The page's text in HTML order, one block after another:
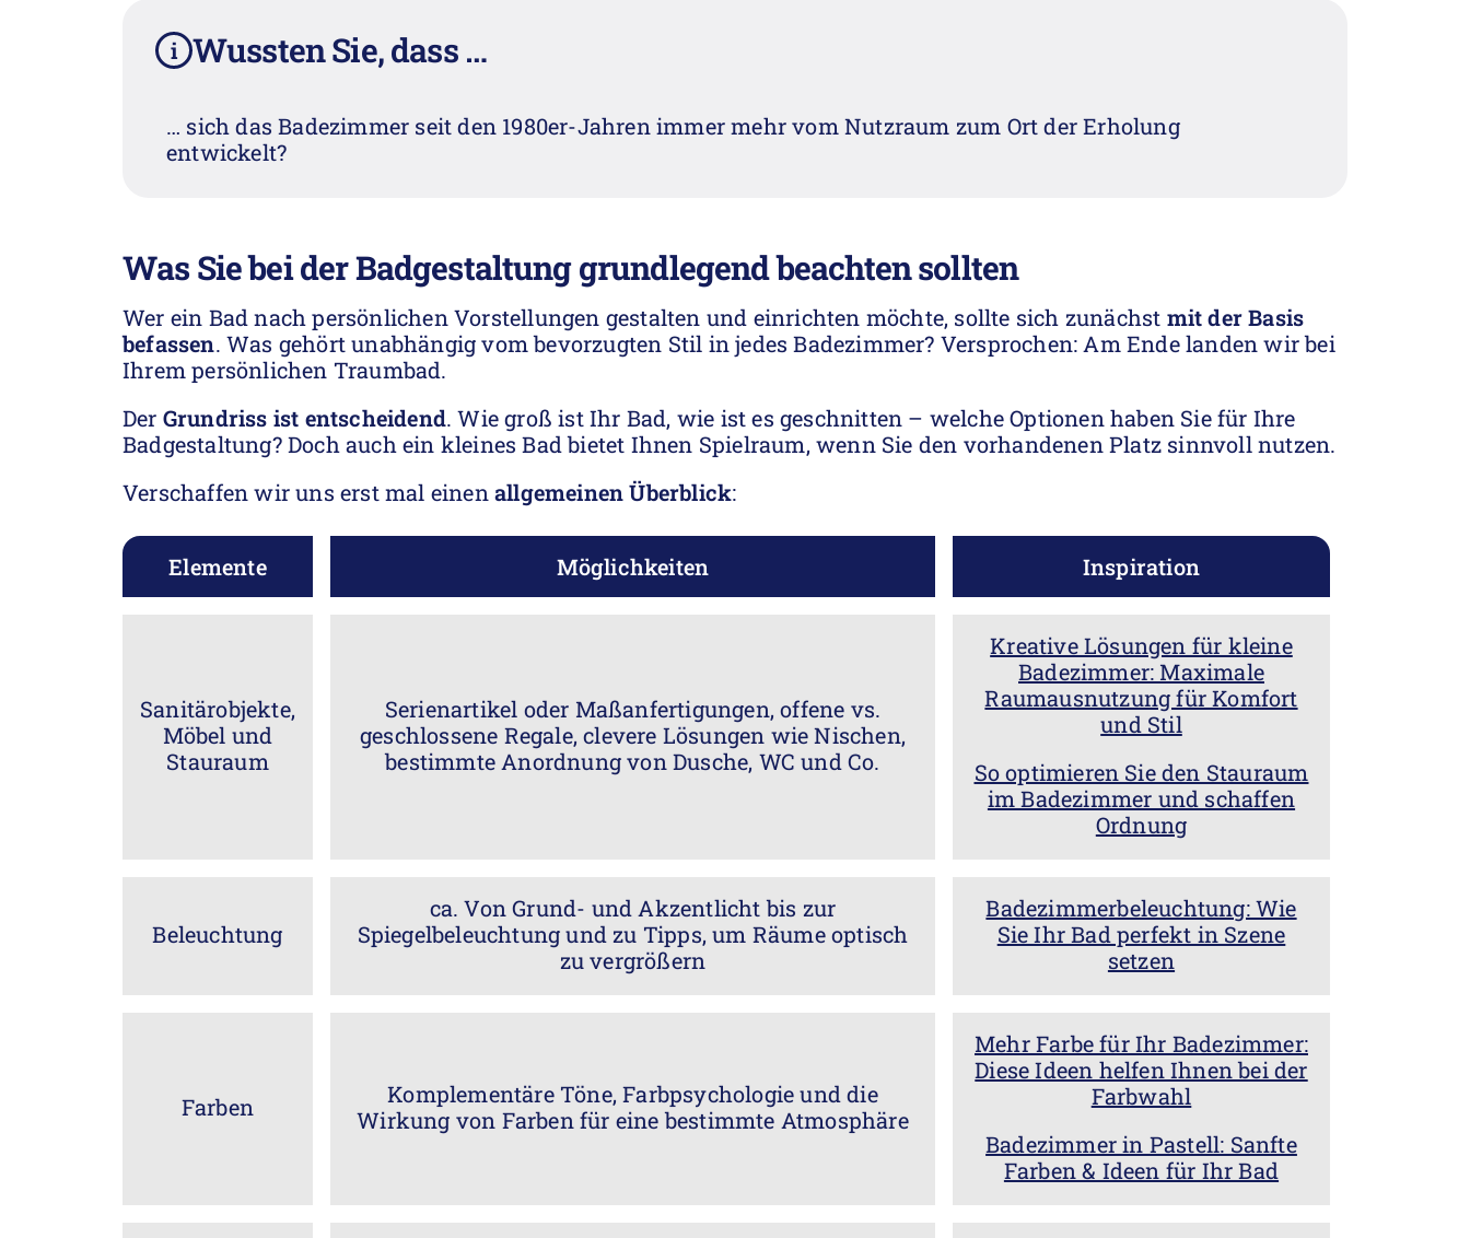
i Wussten Sie, dass …
… sich das Badezimmer seit den 1980er-Jahren immer mehr vom Nutzraum zum Ort der Erholung
entwickelt?
Was Sie bei der Badgestaltung grundlegend beachten sollten
Wer ein Bad nach persönlichen Vorstellungen gestalten und einrichten möchte, sollte sich zunächst mit der Basis
befassen. Was gehört unabhängig vom bevorzugten Stil in jedes Badezimmer? Versprochen: Am Ende landen wir bei
Ihrem persönlichen Traumbad.
Der Grundriss ist entscheidend. Wie groß ist Ihr Bad, wie ist es geschnitten – welche Optionen haben Sie für Ihre
Badgestaltung? Doch auch ein kleines Bad bietet Ihnen Spielraum, wenn Sie den vorhandenen Platz sinnvoll nutzen.
Verschaffen wir uns erst mal einenallgemeinen Überblick:
Elemente Möglichkeiten Inspiration
Sanitärobjekte,
Möbel und
Stauraum
Serienartikel oder Maßanfertigungen, offene vs.
geschlossene Regale, clevere Lösungen wie Nischen,
bestimmte Anordnung von Dusche, WC und Co.
Kreative Lösungen für kleine
Badezimmer: Maximale
Raumausnutzung für Komfort
und Stil
So optimieren Sie den Stauraum
im Badezimmer und schaffen
Ordnung
Beleuchtung
ca. Von Grund- und Akzentlicht bis zur
Spiegelbeleuchtung und zu Tipps, um Räume optisch
zu vergrößern
Badezimmerbeleuchtung: Wie
Sie Ihr Bad perfekt in Szene
setzen
Farben
Komplementäre Töne, Farbpsychologie und die
Wirkung von Farben für eine bestimmte Atmosphäre
Mehr Farbe für Ihr Badezimmer:
Diese Ideen helfen Ihnen bei der
Farbwahl
Badezimmer in Pastell: Sanfte
Farben & Ideen für Ihr Bad